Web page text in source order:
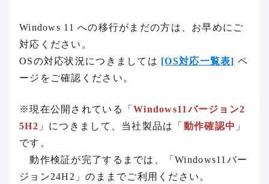
Windows 11 への移行がまだの方は、お早めにご
対応ください。
OSの対応状況につきましては [OS対応一覧表] ペ
ージをご確認ください。
※現在公開されている「Windows11バージョン2
5H2 」につきまして、当社製品は「 動作確認中 」
です。
動作検証が完了するまでは、「Windows11バー
ジョン24H2」のままでご利用ください。